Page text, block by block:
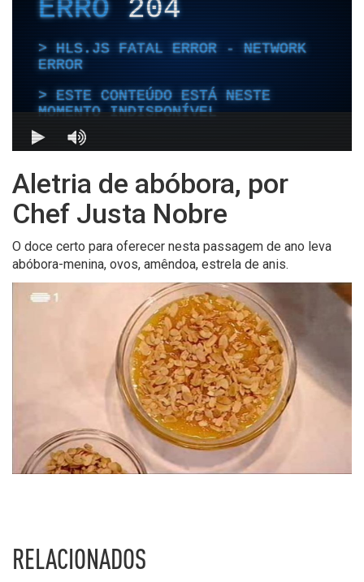
Aletria de abóbora, por
Chef Justa Nobre
O doce certo para oferecer nesta passagem de ano leva
abóbora-menina, ovos, amêndoa, estrela de anis.
RELACIONADOS